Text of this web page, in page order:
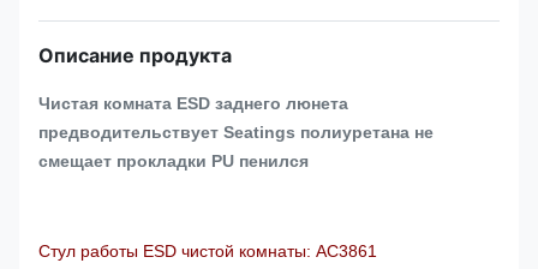
Описание продукта
Чистая комната ESD заднего люнета
предводительствует Seatings полиуретана не
смещает прокладки PU пенился
Стул работы ESD чистой комнаты: AC3861